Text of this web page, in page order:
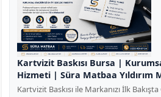
Kartvizit Baskısı Bursa |
Hizmeti | Süra Matbaa Yıldırım
Kartvizit Baskısı ile Markanızı İlk